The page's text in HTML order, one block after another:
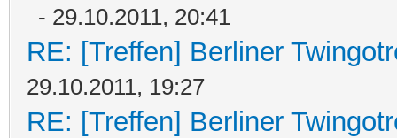
- 29.10.2011, 20:41
RE: [Treffen] Berliner
29.10.2011, 19:27
RE: [Treffen] Berliner